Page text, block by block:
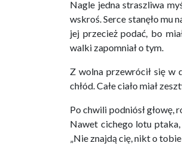
Nagle jedna straszliwa
wskroś. Serce stanęło mu
jej przecież podać, bo
walki zapomniał o tym.
Z wolna przewrócił się w
chłód. Całe ciało miał
Po chwili podniósł głowę,
Nawet cichego lotu ptaka,
„Nie znajdą cię, nikt o